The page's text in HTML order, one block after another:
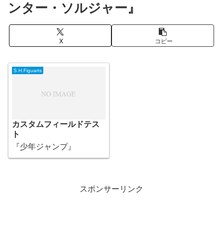
ンター・ソルジャー』
X コピー
S.H.Figuarts
カスタムフィールドテス
ト
『少年ジャンプ』
スポンサーリンク